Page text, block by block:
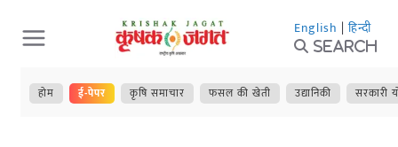
Skip
to
content
English | हिन्दी
Search
होम ई-पेपर कृषि समाचार फसल की खेती उद्यानिकी सरकारी